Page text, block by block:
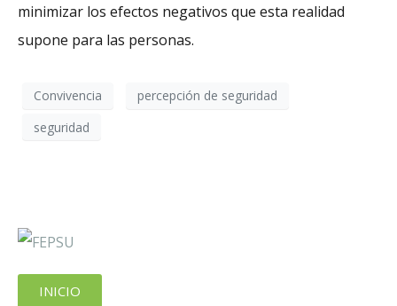
minimizar los efectos negativos que esta realidad
supone para las personas.
Convivencia
percepción de seguridad
seguridad
INICIO